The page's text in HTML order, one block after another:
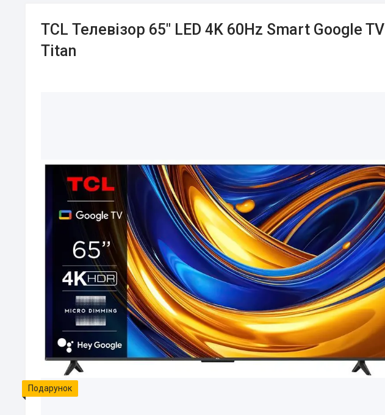
TCL Телевізор 65" LED 4K 60Hz Smart Google TV
Titan
Подарунок